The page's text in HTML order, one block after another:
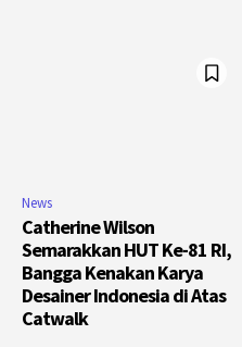
News
Catherine Wilson
Semarakkan HUT Ke-81 RI,
Bangga Kenakan Karya
Desainer Indonesia di Atas
Catwalk